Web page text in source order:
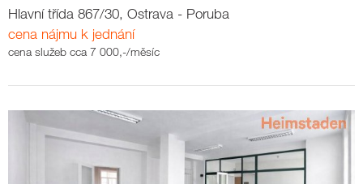
Hlavní třída 867/30, Ostrava - Poruba
cena nájmu k jednání
cena služeb cca 7 000,-/měsíc